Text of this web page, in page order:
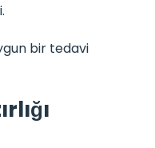
bir tedavi